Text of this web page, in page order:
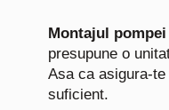
Montajul
presupune o
Asa ca asigura-
suficient.